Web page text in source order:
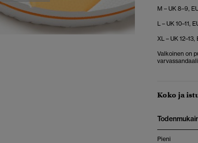
5 6 7 M – UK 8–9,
L – UK 10–11,
XL – UK 12–13,
Valkoinen on
Koko ja
Pieni